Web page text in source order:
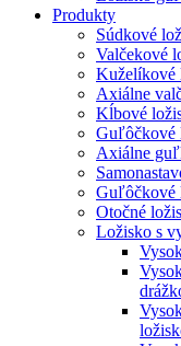
Produkty
Súdkové
Valčekové
Kuželíkové
Axiálne
Kĺbové
Guľôčkové
Axiálne
Guľôčkové
Otočné
Ložisko s